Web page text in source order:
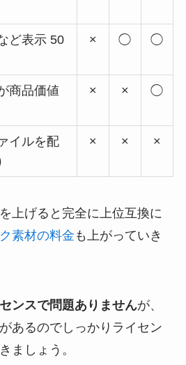
ど表示 50
× ◯ ◯
商品価値
× × ◯
イルを配
× × ×
上げると完全に上位互換に
素材の料金 も上がっていき
ンスで問題ありませんが、
あるのでしっかりライセン
ましょう。